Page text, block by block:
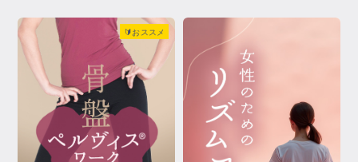
🔰おススメ